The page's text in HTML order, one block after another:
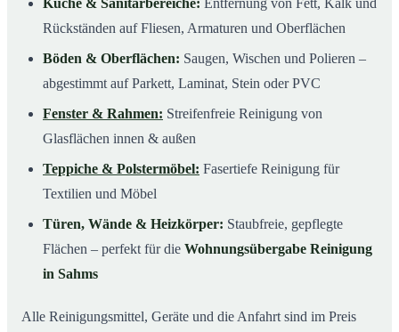
Rückständen auf Fliesen, Armaturen und Oberflächen
Böden & Oberflächen: Saugen, Wischen und Polieren –
abgestimmt auf Parkett, Laminat, Stein oder PVC
Fenster & Rahmen: Streifenfreie Reinigung von
Glasflächen innen & außen
Teppiche & Polstermöbel: Fasertiefe Reinigung für
Textilien und Möbel
Türen, Wände & Heizkörper: Staubfreie, gepflegte
Flächen – perfekt für die Wohnungsübergabe Reinigung
in Sahms
Alle Reinigungsmittel, Geräte und die Anfahrt sind im Preis